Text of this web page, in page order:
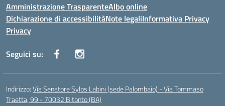
Amministrazione TrasparenteAlbo online
Dichiarazione di accessibilitàNote legaliInformativa Privacy
Privacy
Seguici su:
Indirizzo:Via Senatore Sylos Labini (sede Palombaio) - Via Tommaso
Traetta, 99 - 70032 Bitonto (BA)